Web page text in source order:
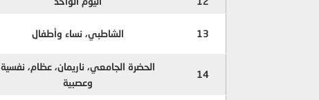
13 الشاطبي، نساء وأطفال
14
الحضرة الجامعي، ناريمان، عظام، نفسية
وعصبية